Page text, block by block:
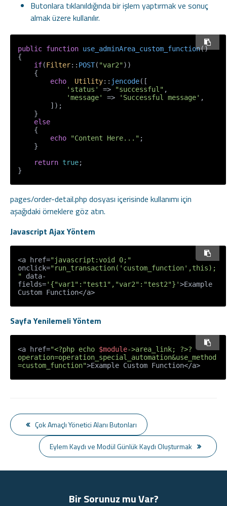
Butonlara tıklanıldığında bir işlem yaptırmak ve sonuç
almak üzere kullanılır.
public function use_adminArea_custom_function(
{
if(Filter:: POST( "var2"))
echo
Utility:: jencode([
'status'
=> "successful" ,
'message'
=> 'Successful message' ,
else
echo
"Content Here..." ;
return true;
}
pages/order-detail.php dosyası içerisinde kullanımı için
aşağıdaki örneklere göz atın.
Javascript Ajax Yöntem
<a href="javascript:void 0;"
onclick="run_transaction('custom_function',this);
" data-
fields='{"var1":"test1","var2":"test2"}'>Example
Custom Function</a>
Sayfa Yenilemeli Yöntem
<a href="<?php echo $module->area_link; ?>?
operation=operation_special_automation&use_method
=custom_function">Example Custom Function</a>
Çok Amaçlı Yönetici Alanı Butonları
Eylem Kaydı ve Modül Günlük Kaydı Oluşturmak
Bir Sorunuz mu Var?